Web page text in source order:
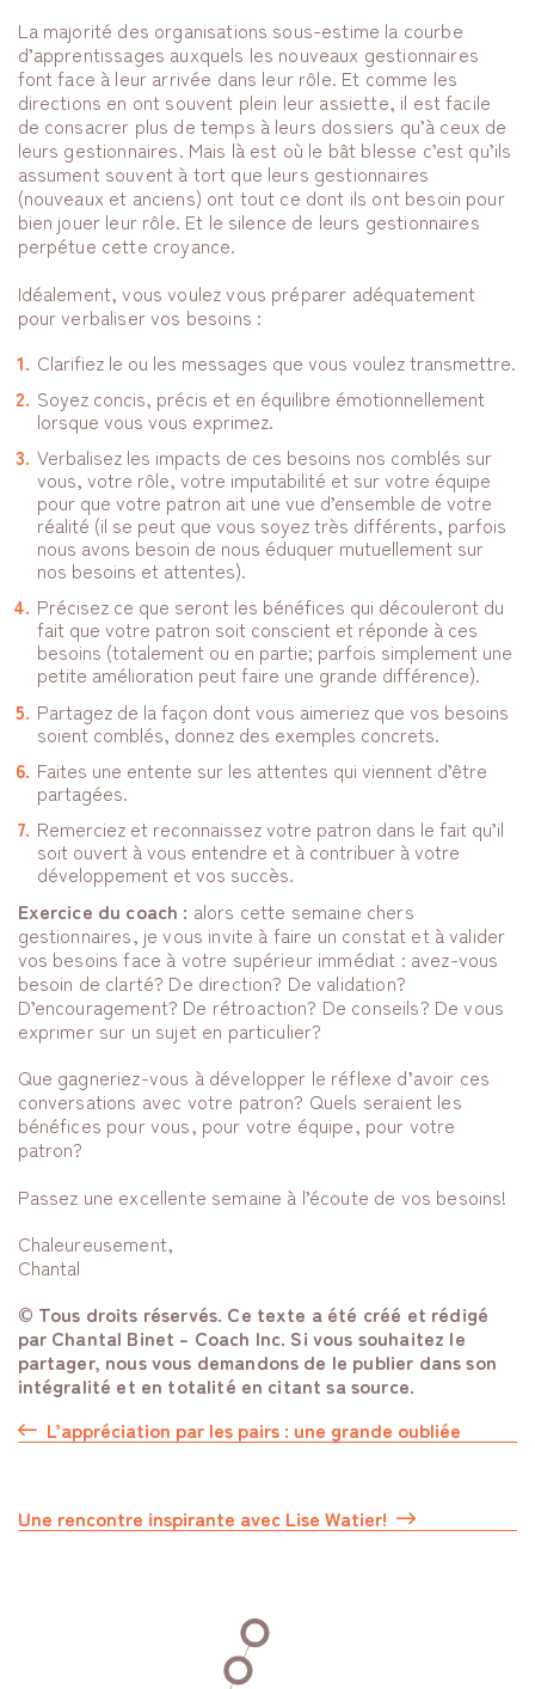
La majorité des organisations sous-estime la courbe
d’apprentissages auxquels les nouveaux gestionnaires
font face à leur arrivée dans leur rôle. Et comme les
directions en ont souvent plein leur assiette, il est facile
de consacrer plus de temps à leurs dossiers qu’à ceux de
leurs gestionnaires. Mais là est où le bât blesse c’est qu’ils
assument souvent à tort que leurs gestionnaires
(nouveaux et anciens) ont tout ce dont ils ont besoin pour
bien jouer leur rôle. Et le silence de leurs gestionnaires
perpétue cette croyance.
Idéalement, vous voulez vous préparer adéquatement
pour verbaliser vos besoins :
Clarifiez le ou les messages que vous voulez transmettre.
Soyez concis, précis et en équilibre émotionnellement
lorsque vous vous exprimez.
Verbalisez les impacts de ces besoins nos comblés sur
vous, votre rôle, votre imputabilité et sur votre équipe
pour que votre patron ait une vue d’ensemble de votre
réalité (il se peut que vous soyez très différents, parfois
nous avons besoin de nous éduquer mutuellement sur
nos besoins et attentes).
Précisez ce que seront les bénéfices qui découleront du
fait que votre patron soit conscient et réponde à ces
besoins (totalement ou en partie; parfois simplement une
petite amélioration peut faire une grande différence).
Partagez de la façon dont vous aimeriez que vos besoins
soient comblés, donnez des exemples concrets.
Faites une entente sur les attentes qui viennent d’être
partagées.
Remerciez et reconnaissez votre patron dans le fait qu’il
soit ouvert à vous entendre et à contribuer à votre
développement et vos succès.
Exercice du coach : alors cette semaine chers
gestionnaires, je vous invite à faire un constat et à valider
vos besoins face à votre supérieur immédiat : avez-vous
besoin de clarté? De direction? De validation?
D’encouragement? De rétroaction? De conseils? De vous
exprimer sur un sujet en particulier?
Que gagneriez-vous à développer le réflexe d’avoir ces
conversations avec votre patron? Quels seraient les
bénéfices pour vous, pour votre équipe, pour votre
patron?
Passez une excellente semaine à l’écoute de vos besoins!
Chaleureusement,
Chantal
© Tous droits réservés. Ce texte a été créé et rédigé
par Chantal Binet – Coach Inc. Si vous souhaitez le
partager, nous vous demandons de le publier dans son
intégralité et en totalité en citant sa source.
L’appréciation par les pairs : une grande oubliée
Une rencontre inspirante avec Lise Watier!